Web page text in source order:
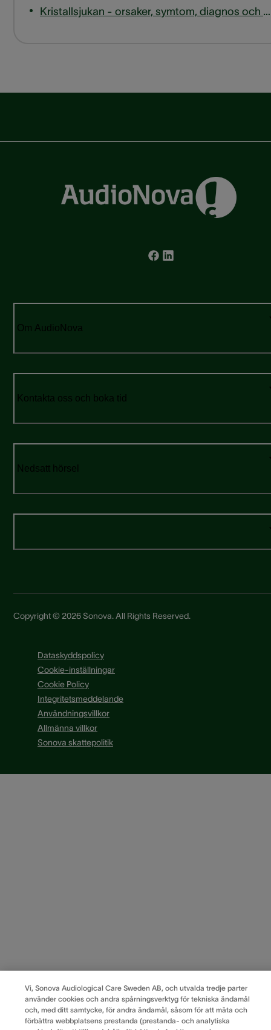
Kristallsjukan - orsaker, symtom, diagnos och behandling
Om AudioNova
Kontakta oss och boka tid
Nedsatt hörsel
Copyright © 2026 Sonova. All Rights Reserved.
Dataskyddspolicy
Cookie-inställningar
Cookie Policy
Integritetsmeddelande
Användningsvillkor
Allmänna villkor
Sonova skattepolitik
Vi, Sonova Audiological Care Sweden AB, och utvalda tredje parter
använder cookies och andra spårningsverktyg för tekniska ändamål
och, med ditt samtycke, för andra ändamål, såsom för att mäta och
förbättra webbplatsens prestanda (prestanda- och analytiska